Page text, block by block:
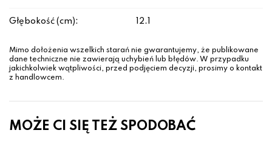
Głębokość (cm): 12.1
Mimo dołożenia wszelkich starań nie gwarantujemy, że publikowane
dane techniczne nie zawierają uchybień lub błędów. W przypadku
jakichkolwiek wątpliwości, przed podjęciem decyzji, prosimy o kontakt
z handlowcem.
MOŻE CI SIĘ TEŻ SPODOBAĆ